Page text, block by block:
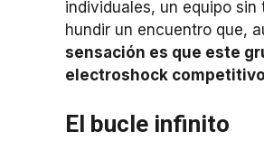
individuales, un equipo
hundir un encuentro que,
sensación es que este
electroshock
El bucle infinito